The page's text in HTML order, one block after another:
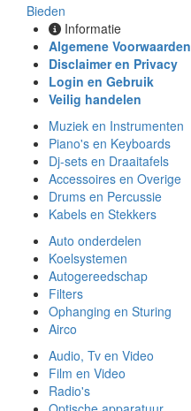
Bieden
Informatie
Algemene Voorwaarden
Disclaimer en Privacy
Login en Gebruik
Veilig handelen
Muziek en Instrumenten
Piano's en Keyboards
Dj-sets en Draaitafels
Accessoires en Overige
Drums en Percussie
Kabels en Stekkers
Auto onderdelen
Koelsystemen
Autogereedschap
Filters
Ophanging en Sturing
Airco
Audio, Tv en Video
Film en Video
Radio's